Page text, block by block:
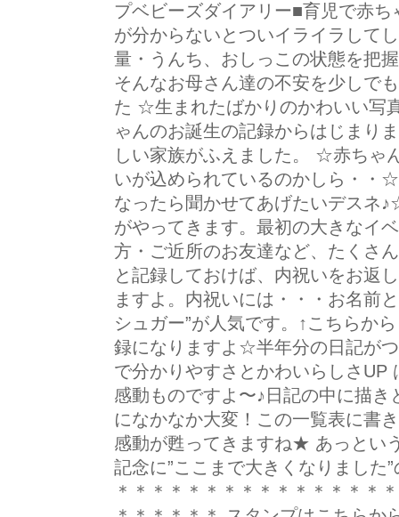
プベビーズダイアリー■育児で赤
が分からないとついイライラして
量・うんち、おしっこの状態を把
そんなお母さん達の不安を少しで
た ☆生まれたばかりのかわいい写
ゃんのお誕生の記録からはじまり
しい家族がふえました。 ☆赤ちゃ
いが込められているのかしら・・
なったら聞かせてあげたいデスネ
がやってきます。最初の大きなイ
方・ご近所のお友達など、たくさ
と記録しておけば、内祝いをお返
ますよ。内祝いには・・・お名前
シュガー”が人気です。↑こちらか
録になりますよ☆半年分の日記が
で分かりやすさとかわいらしさUP
感動ものですよ〜♪日記の中に描
になかなか大変！この一覧表に書
感動が甦ってきますね★ あっとい
記念に”ここまで大きくなりまし
＊＊＊＊＊＊＊＊＊＊＊＊＊＊＊